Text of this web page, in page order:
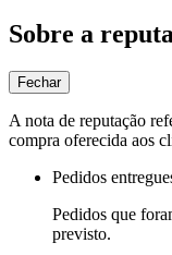
Sobre a
Fechar
A nota de reputação
compra oferecida aos
Pedidos
Pedidos que
previsto.